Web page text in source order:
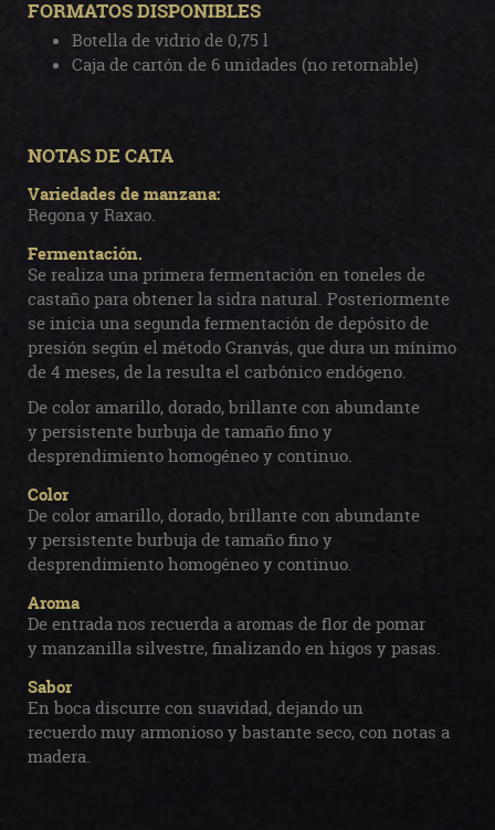
FORMATOS DISPONIBLES
Botella de vidrio de 0,75 l
Caja de cartón de 6 unidades (no retornable)
NOTAS DE CATA
Variedades de manzana:
Regona y Raxao.
Fermentación.
Se realiza una primera fermentación en toneles de
castaño para obtener la sidra natural. Posteriormente
se inicia una segunda fermentación de depósito de
presión según el método Granvás, que dura un mínimo
de 4 meses, de la resulta el carbónico endógeno.
De color amarillo, dorado, brillante con abundante
y persistente burbuja de tamaño fino y
desprendimiento homogéneo y continuo.
Color
De color amarillo, dorado, brillante con abundante
y persistente burbuja de tamaño fino y
desprendimiento homogéneo y continuo.
Aroma
De entrada nos recuerda a aromas de flor de pomar
y manzanilla silvestre, finalizando en higos y pasas.
Sabor
En boca discurre con suavidad, dejando un
recuerdo muy armonioso y bastante seco, con notas a
madera.